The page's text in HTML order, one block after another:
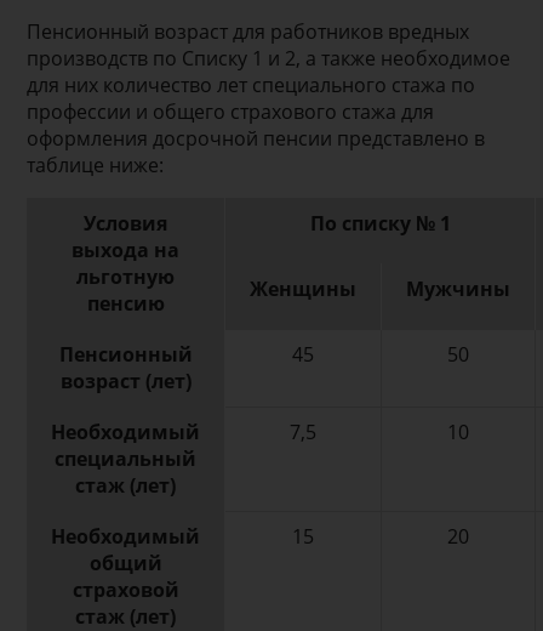
Пенсионный возраст для работников вредных
производств по Списку 1 и 2, а также необходимое
для них количество лет специального стажа по
профессии и общего страхового стажа для
оформления досрочной пенсии представлено в
таблице ниже:
Условия
выхода на
льготную
пенсию
По списку № 1
Женщины Мужчины
Пенсионный
возраст (лет)
45 50
Необходимый
специальный
стаж (лет)
7,5 10
Необходимый
общий
страховой
стаж (лет)
15 20